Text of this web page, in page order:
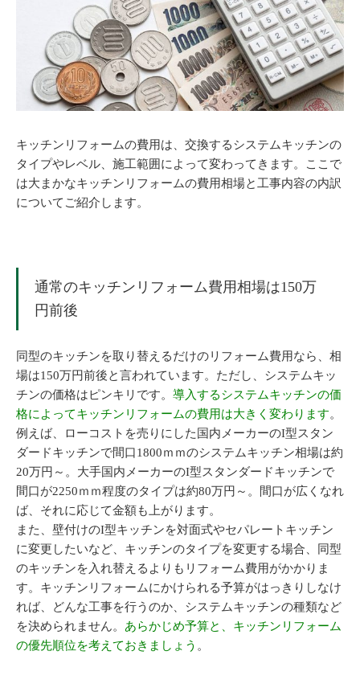
キッチンリフォームの費用は、交換するシステムキッチンの
タイプやレベル、施工範囲によって変わってきます。ここで
は大まかなキッチンリフォームの費用相場と工事内容の内訳
についてご紹介します。
通常のキッチンリフォーム費用相場は150万
円前後
同型のキッチンを取り替えるだけのリフォーム費用なら、相
場は150万円前後と言われています。ただし、システムキッ
チンの価格はピンキリです。 導入するシステムキッチンの価
格によってキッチンリフォームの費用は大きく変わります。
例えば、ローコストを売りにした国内メーカーのI型スタン
ダードキッチンで間口1800ｍｍのシステムキッチン相場は約
20万円～。大手国内メーカーのI型スタンダードキッチンで
間口が2250ｍｍ程度のタイプは約80万円～。間口が広くなれ
ば、それに応じて金額も上がります。
また、壁付けのI型キッチンを対面式やセパレートキッチン
に変更したいなど、キッチンのタイプを変更する場合、同型
のキッチンを入れ替えるよりもリフォーム費用がかかりま
す。キッチンリフォームにかけられる予算がはっきりしなけ
れば、どんな工事を行うのか、システムキッチンの種類など
を決められません。 あらかじめ予算と、キッチンリフォーム
の優先順位を考えておきましょう 。